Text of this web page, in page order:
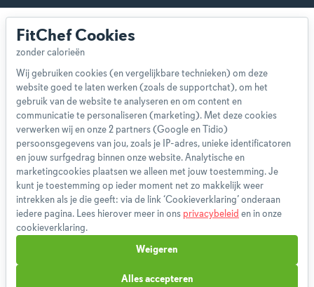
Over ons
Team
App
Blog
Disclaimer
Gebruikersvoorwaarden
Methodologie
Privacybeleid
Cookieverklaring
Betaalmethoden
Klachtenprocedure
FitChef Cookies
Wij gebruiken cookies (en vergelijkbare technieken) om deze
website goed te laten werken (zoals de supportchat), om het
gebruik van de website te analyseren en om content en
communicatie te personaliseren (marketing). Met deze cookies
verwerken wij en onze 2 partners (Google en Tidio)
persoonsgegevens van jou, zoals je IP-adres, unieke identificatoren
en jouw surfgedrag binnen onze website. Analytische en
marketingcookies plaatsen we alleen met jouw toestemming. Je
kunt je toestemming op ieder moment net zo makkelijk weer
intrekken als je die geeft: via de link ‘Cookieverklaring’ onderaan
iedere pagina. Lees hierover meer in ons privacybeleid en in onze
cookieverklaring.
Weigeren
Alles accepteren